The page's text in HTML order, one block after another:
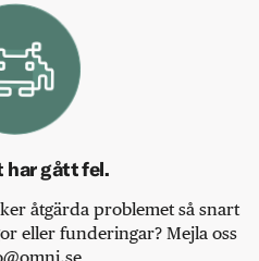
har gått fel.
åtgärda problemet så snart
eller funderingar? Mejla oss